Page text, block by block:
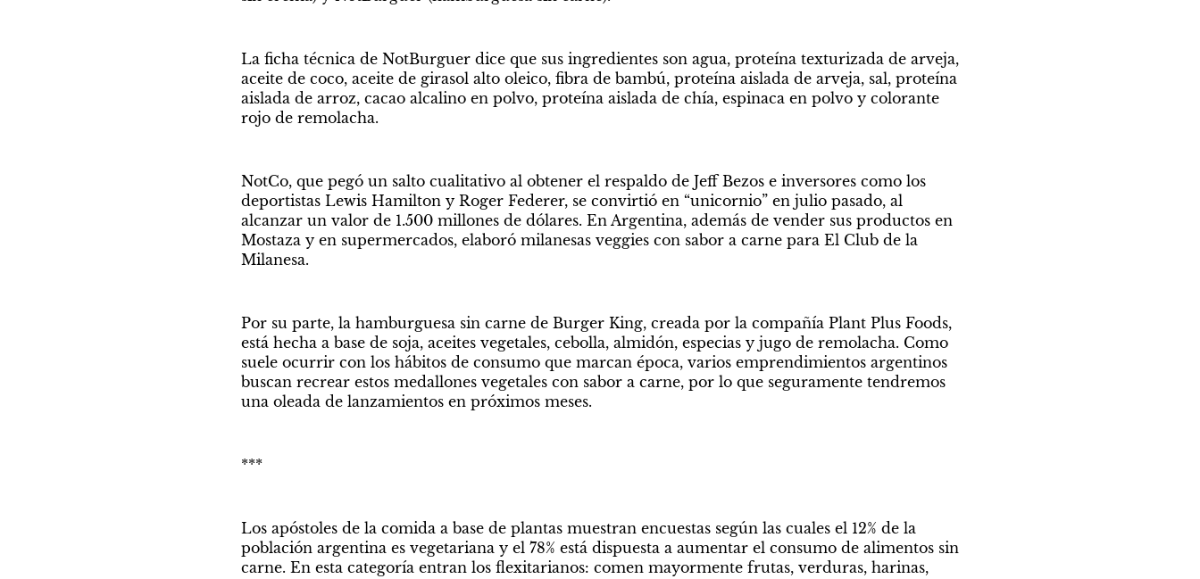
La ficha técnica de NotBurguer dice que sus ingredientes son agua, proteína texturizada de arveja,
aceite de coco, aceite de girasol alto oleico, fibra de bambú, proteína aislada de arveja, sal, proteína
aislada de arroz, cacao alcalino en polvo, proteína aislada de chía, espinaca en polvo y colorante
rojo de remolacha.
NotCo, que pegó un salto cualitativo al obtener el respaldo de Jeff Bezos e inversores como los
deportistas Lewis Hamilton y Roger Federer, se convirtió en “unicornio” en julio pasado, al
alcanzar un valor de 1.500 millones de dólares. En Argentina, además de vender sus productos en
Mostaza y en supermercados, elaboró milanesas veggies con sabor a carne para El Club de la
Milanesa.
Por su parte, la hamburguesa sin carne de Burger King, creada por la compañía Plant Plus Foods,
está hecha a base de soja, aceites vegetales, cebolla, almidón, especias y jugo de remolacha. Como
suele ocurrir con los hábitos de consumo que marcan época, varios emprendimientos argentinos
buscan recrear estos medallones vegetales con sabor a carne, por lo que seguramente tendremos
una oleada de lanzamientos en próximos meses.
***
Los apóstoles de la comida a base de plantas muestran encuestas según las cuales el 12% de la
población argentina es vegetariana y el 78% está dispuesta a aumentar el consumo de alimentos sin
carne. En esta categoría entran los flexitarianos: comen mayormente frutas, verduras, harinas,